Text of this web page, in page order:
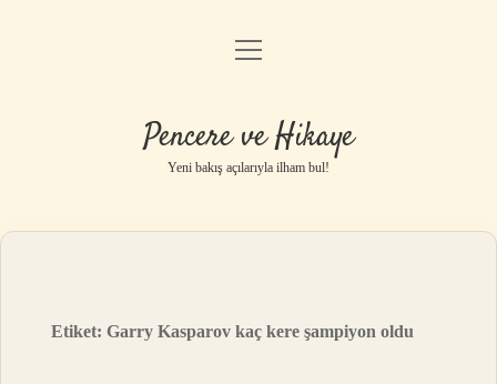
Anasayfa
Yasal Uyarı
menüyü
Pencere ve Hikaye
Yeni bakış açılarıyla ilham bul!
Etiket:Garry Kasparov kaç kere şampiyon oldu